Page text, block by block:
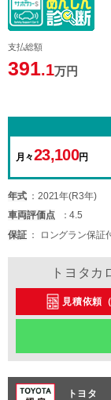
支払総額
391.1万円
月々23,100円
年式 2021年(R3年)
車両評価点 4.5
保証
ロングラン保証
トヨタカ
見積依頼
トヨタ